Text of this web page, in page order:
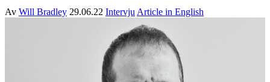
Av Will Bradley 29.06.22 Intervju Article in English